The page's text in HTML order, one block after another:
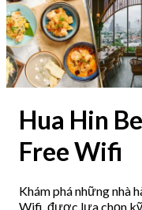
Hua Hin
Free Wifi
Khám phá những nhà
Wifi, được lựa chọn